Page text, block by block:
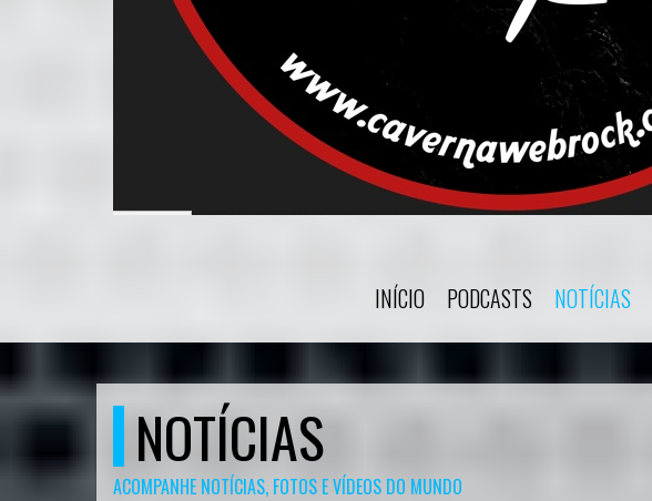
INÍCIO PODCASTS NOTÍCIAS
NOTÍCIAS
ACOMPANHE NOTÍCIAS, FOTOS E VÍDEOS DO MUNDO